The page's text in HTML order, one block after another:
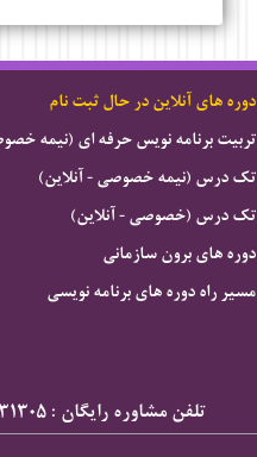
دوره های آنلاین در حال ثبت نام
تربیت برنامه نویس حرفه ای (نیمه
تک درس (نیمه خصوصی - آنلاین)
تک درس (خصوصی - آنلاین)
دوره های برون سازمانی
مسیر راه دوره های برنامه نویسی
تلفن مشاوره رایگان : ۰۹۱۹۰۱۳۱۳۰۵